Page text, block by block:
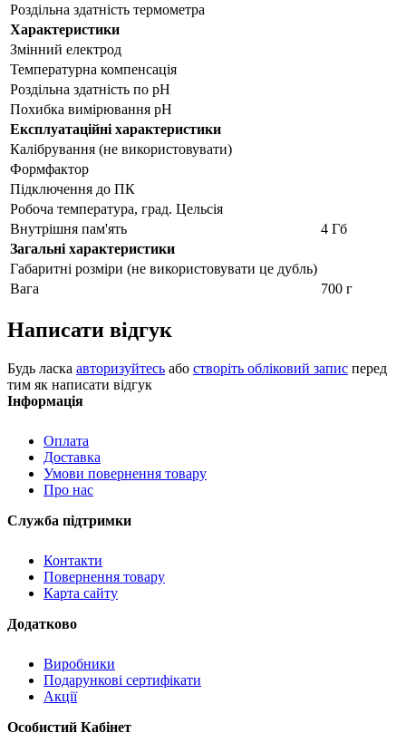
Роздільна здатність термометра
Характеристики
Змінний електрод
Температурна компенсація
Роздільна здатність по pH
Похибка вимірювання pH
Експлуатаційні характеристики
Калібрування (не використовувати)
Формфактор
Підключення до ПК
Робоча температура, град. Цельсія
Внутрішня пам'ять
4 Гб
Загальні характеристики
Габаритні розміри (не використовувати це дубль)
Вага
700 г
Написати відгук
Будь ласка авторизуйтесь або створіть обліковий запис перед
тим як написати відгук
Інформація
Оплата
Доставка
Умови повернення товару
Про нас
Служба підтримки
Контакти
Повернення товару
Карта сайту
Додатково
Виробники
Подарункові сертифікати
Акції
Особистий Кабінет